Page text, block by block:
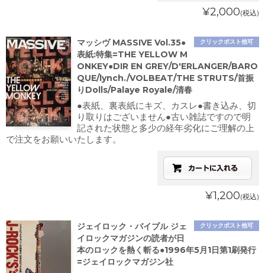
¥2,000(税込)
クリックポスト他可
マッシヴ MASSIVE Vol.35●
表紙:特集=THE YELLOW M
ONKEY●DIR EN GREY/D'ERLANGER/BARO
QUE/lynch./VOLBEAT/THE STRUTS/首振
りDolls/Palaye Royale/清春
●表紙、裏表紙にキズ、カスレ●書き込み、切
り取りはございません●古い雑誌ですので明
記された状態と多少の経年劣化にご理解の上
で注文をお願いいたします。
¥1,200(税込)
クリックポスト他可
ジェイロック・バイブル ジェ
イロックマガジンの読者が日
本のロックを熱く斬る●1996年5月1日第1刷発行
=ジェイロックマガジン社